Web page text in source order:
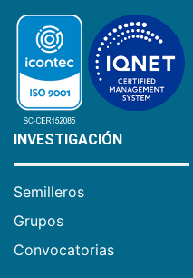
INVESTIGACIÓN
Semilleros
Grupos
Convocatorias